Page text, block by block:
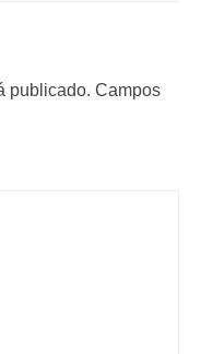
publicado. Campos